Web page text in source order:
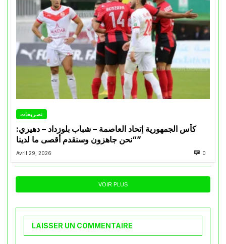
تصريحات
كأس الجمهورية إتحاد العاصمة – شباب بلوزداد – دهيري:
“نحن جاهزون وسنقدم أقصى ما لدينا”
Avril 29, 2026 0
VOIR PLUS
LAISSER UN COMMENTAIRE